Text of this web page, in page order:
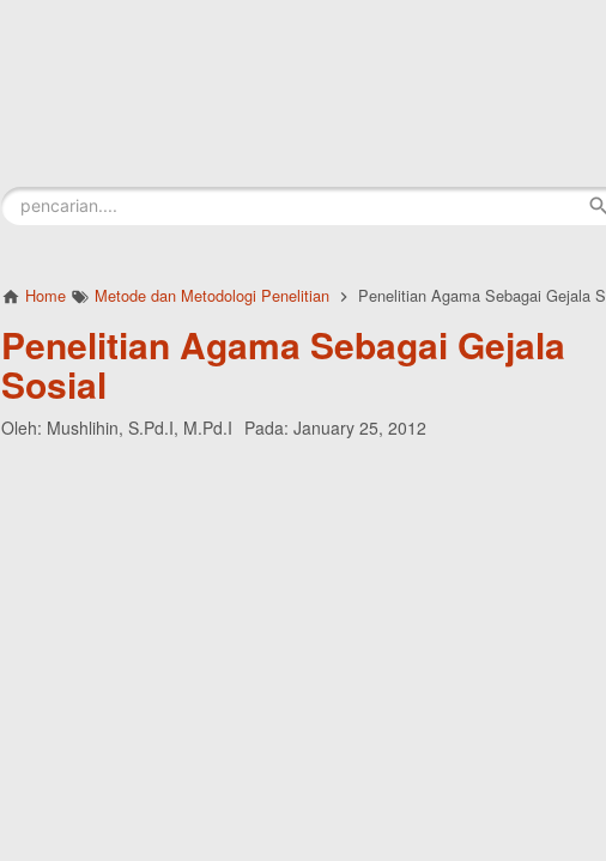
Home Metode dan Metodologi Penelitian Penelitian Agama Sebagai Gejala Sosial
Penelitian Agama Sebagai Gejala
Sosial
Oleh: Mushlihin, S.Pd.I, M.Pd.I Pada: January 25, 2012